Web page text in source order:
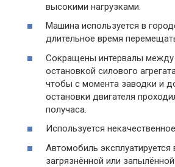
высокими нагрузками.
Машина используется в
длительное время
Сокращены интервалы между
остановкой силового
чтобы с момента заводки и
остановки двигателя
получаса.
Используется
Автомобиль эксплуатируется
загрязнённой или